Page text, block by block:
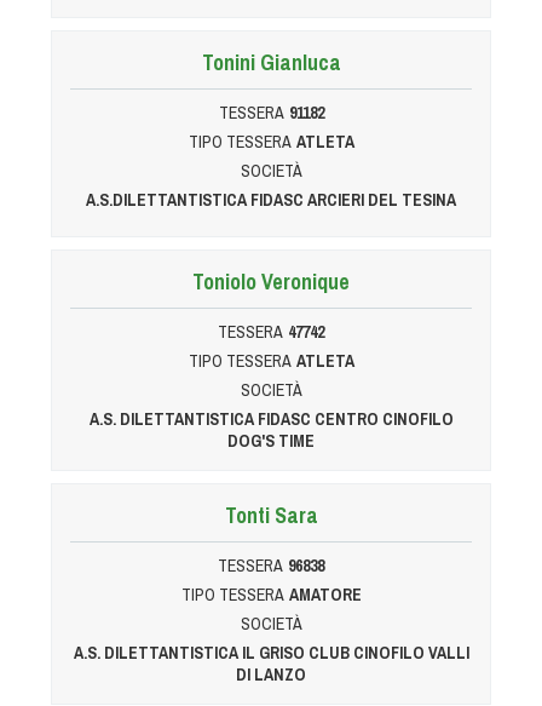
Tonini Gianluca
TESSERA 91182
TIPO TESSERA ATLETA
SOCIETÀ
A.S.DILETTANTISTICA FIDASC ARCIERI DEL TESINA
Toniolo Veronique
TESSERA 47742
TIPO TESSERA ATLETA
SOCIETÀ
A.S. DILETTANTISTICA FIDASC CENTRO CINOFILO
DOG'S TIME
Tonti Sara
TESSERA 96838
TIPO TESSERA AMATORE
SOCIETÀ
A.S. DILETTANTISTICA IL GRISO CLUB CINOFILO VALLI
DI LANZO